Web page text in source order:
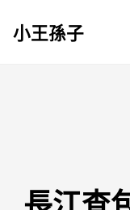
小王孫子